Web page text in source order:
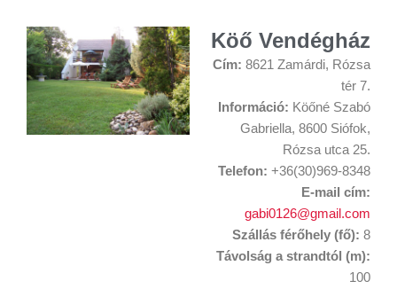
Köő Vendégház
Cím: 8621 Zamárdi, Rózsa
tér 7.
Információ: Köőné Szabó
Gabriella, 8600 Siófok,
Rózsa utca 25.
Telefon: +36(30)969-8348
E-mail cím:
gabi0126@gmail.com
Szállás férőhely (fő): 8
Távolság a strandtól (m):
100